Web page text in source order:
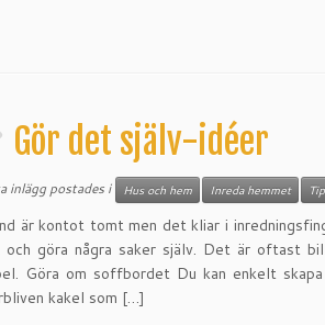
Gör det själv-idéer
inlägg postades i Hus och hem Inreda hemmet
är kontot tomt men det kliar i
och göra några saker själv. Det är oftast
Göra om soffbordet Du kan enkelt
kakel som […]